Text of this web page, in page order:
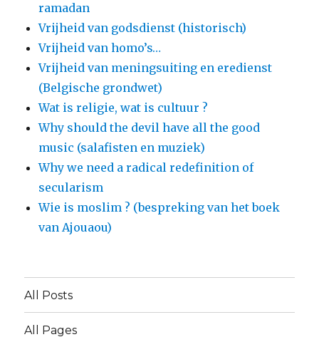
ramadan
Vrijheid van godsdienst (historisch)
Vrijheid van homo’s…
Vrijheid van meningsuiting en eredienst
(Belgische grondwet)
Wat is religie, wat is cultuur ?
Why should the devil have all the good
music (salafisten en muziek)
Why we need a radical redefinition of
secularism
Wie is moslim ? (bespreking van het boek
van Ajouaou)
All Posts
All Pages